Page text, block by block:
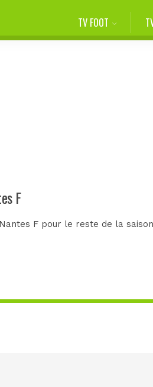
TV FOOT
F
F pour le reste de la saison